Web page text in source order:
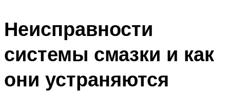
Неисправности
системы смазки и как
они устраняются